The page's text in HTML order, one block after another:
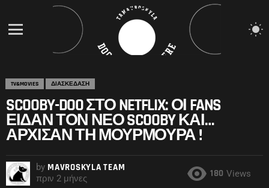
TV&MOVIES ΔΙΑΣΚΕΔΑΣΗ
SCOOBY-DOO ΣΤΟ NETFLIX: ΟΙ FANS
ΕΊΔΑΝ ΤΟΝ ΝΈΟ SCOOBY ΚΑΙ…
ΆΡΧΙΣΑΝ ΤΗ ΜΟΥΡΜΟΎΡΑ !
by MAVROSKYLA TEAM
πριν 2 μήνες 180 Views